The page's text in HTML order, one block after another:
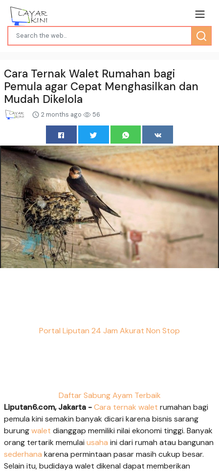
Cara Ternak Walet Rumahan bagi
Pemula agar Cepat Menghasilkan dan
Mudah Dikelola
2 months ago 56
Portal Liputan 24 Jam Akurat Non Stop
Daftar Sabung Ayam Terbaik
Liputan6.com, Jakarta -Cara ternak walet rumahan bagi
pemula kini semakin banyak dicari karena bisnis sarang
burungwalet dianggap memiliki nilai ekonomi tinggi. Banyak
orang tertarik memulai usaha ini dari rumah atau bangunan
sederhana karena permintaan pasar masih cukup besar.
Selain itu, budidaya walet dikenal dapat memberikan